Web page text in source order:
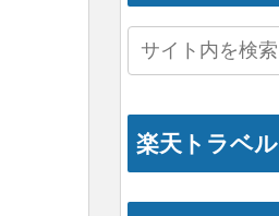
楽天トラベル